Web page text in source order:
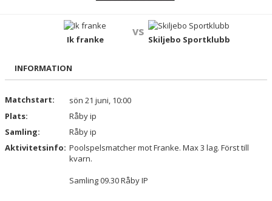
BILDGALLERI
KONTAKT
Ik franke
vs
Skiljebo Sportklubb
INFORMATION
Matchstart:
sön 21 juni, 10:00
Plats:
Råby ip
Samling:
Råby ip
Aktivitetsinfo: Poolspelsmatcher mot Franke. Max 3 lag. Först till
kvarn.
Samling 09.30 Råby IP